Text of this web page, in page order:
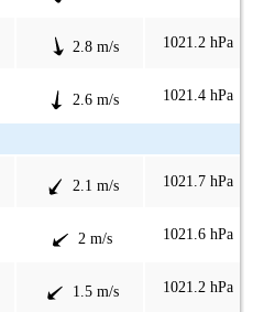
2.8 m/s 1021.2 hPa
2.6 m/s 1021.4 hPa
2.1 m/s 1021.7 hPa
2 m/s 1021.6 hPa
1.5 m/s 1021.2 hPa